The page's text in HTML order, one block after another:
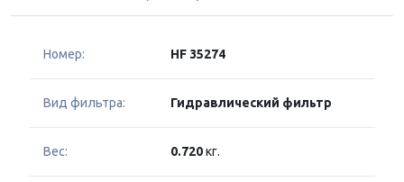
Номер: HF 35274
Вид фильтра: Гидравлический фильтр
Вес: 0.720кг.